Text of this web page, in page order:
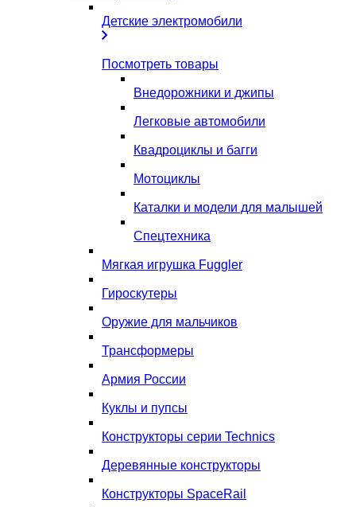
Детские электромобили
Посмотреть товары
Внедорожники и джипы
Легковые автомобили
Квадроциклы и багги
Мотоциклы
Каталки и модели для малышей
Спецтехника
Мягкая игрушка Fuggler
Гироскутеры
Оружие для мальчиков
Трансформеры
Армия России
Куклы и пупсы
Конструкторы серии Technics
Деревянные конструкторы
Конструкторы SpaceRail